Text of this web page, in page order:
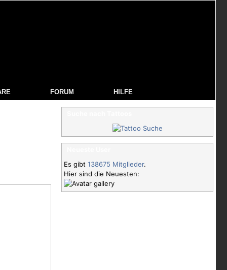
FORUM HILFE
Es gibt 138675 Mitglieder.
Hier sind die Neuesten: